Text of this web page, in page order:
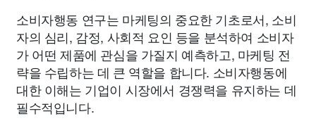
소비자행동 연구는 마케팅의 중요한 기초로서, 소비
자의 심리, 감정, 사회적 요인 등을 분석하여 소비자
가 어떤 제품에 관심을 가질지 예측하고, 마케팅 전
략을 수립하는 데 큰 역할을 합니다. 소비자행동에
대한 이해는 기업이 시장에서 경쟁력을 유지하는 데
필수적입니다.